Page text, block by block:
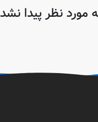
نظر پیدا نشد